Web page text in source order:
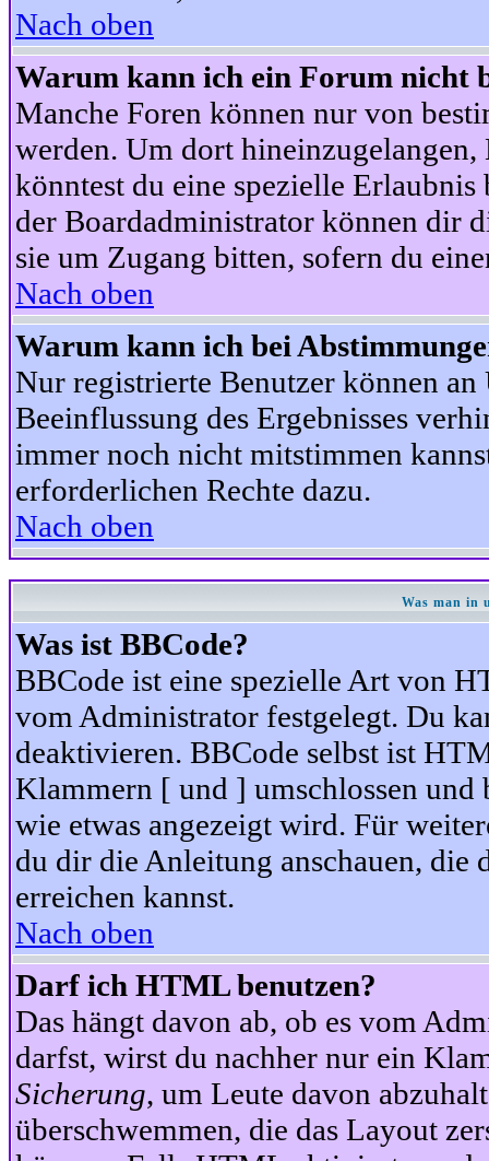
Nach oben
Warum kann ich ein Forum nicht
Manche Foren können nur von
werden. Um dort hineinzugelangen,
könntest du eine spezielle
der Boardadministrator können dir
sie um Zugang bitten, sofern du
Nach oben
Warum kann ich bei
Nur registrierte Benutzer können
Beeinflussung des Ergebnisses
immer noch nicht mitstimmen
erforderlichen Rechte dazu.
Nach oben
Was man in
Was ist BBCode?
BBCode ist eine spezielle Art von
vom Administrator festgelegt. Du
deaktivieren. BBCode selbst ist
Klammern [ und ] umschlossen
wie etwas angezeigt wird. Für
du dir die Anleitung anschauen, die
erreichen kannst.
Nach oben
Darf ich HTML benutzen?
Das hängt davon ab, ob es vom
darfst, wirst du nachher nur ein
Sicherung, um Leute davon
überschwemmen, die das Layout